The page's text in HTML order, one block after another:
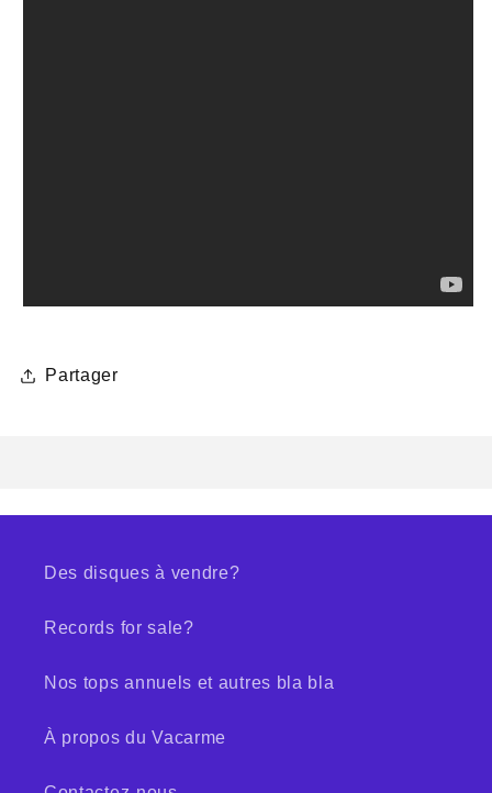
Partager
Des disques à vendre?
Records for sale?
Nos tops annuels et autres bla bla
À propos du Vacarme